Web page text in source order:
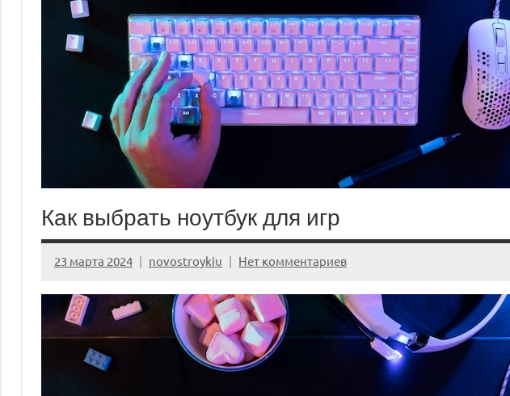
Как выбрать ноутбук для игр
23 марта 2024 novostroykiu Нет комментариев